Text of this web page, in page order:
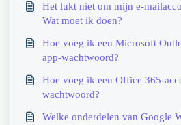
Het lukt niet om mijn e-
Wat moet ik doen?
Hoe voeg ik een Microsoft
app-wachtwoord?
Hoe voeg ik een Office 365-
wachtwoord?
Welke onderdelen van Google